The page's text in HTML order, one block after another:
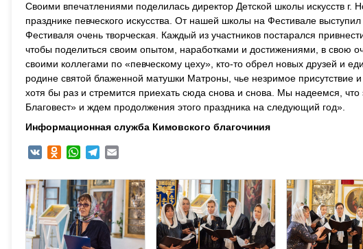
Своими впечатлениями поделилась директор Детской школы искусств г.
празднике певческого искусства. От нашей школы на Фестивале
Фестиваля очень творческая. Каждый из участников постарался
чтобы поделиться своим опытом, наработками и достижениями, в свою
своими коллегами по «певческому цеху», кто-то обрел новых друзей и
родине святой блаженной матушки Матроны, чье незримое присутствие
хотя бы раз и стремится приехать сюда снова и снова. Мы надеемся,
Благовест» и ждем продолжения этого праздника на следующий год».
Информационная служба Кимовского благочиния
VK Odnoklassniki
WhatsAppTelegram